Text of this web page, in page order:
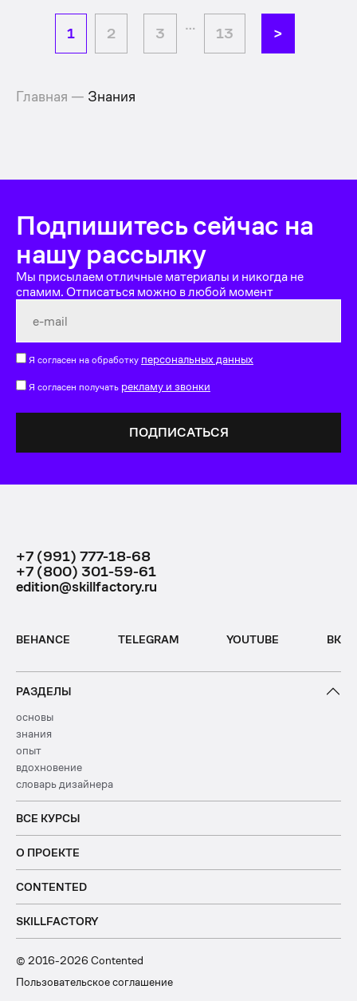
1 2 3 … 13 >
Главная — Знания
Подпишитесь сейчас на
нашу рассылку
Мы присылаем отличные материалы и никогда не
спамим. Отписаться можно в любой момент
Я согласен на обработку персональных данных
Я согласен получать рекламу и звонки
+7 (991) 777-18-68
+7 (800) 301-59-61
edition@skillfactory.ru
BEHANCE TELEGRAM YOUTUBE ВК
РАЗДЕЛЫ
основы
знания
опыт
вдохновение
словарь дизайнера
ВСЕ КУРСЫ
О ПРОЕКТЕ
CONTENTED
SKILLFACTORY
© 2016-2026 Contented
Пользовательское соглашение